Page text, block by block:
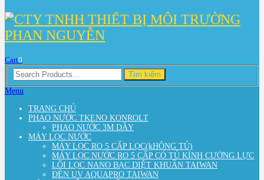
Cart0
Search
for:
Tìm kiếm
Menu
TRANG CHỦ
PHAO NƯỚC TKENO KONROLT
PHAO NƯỚC 3M DÂY
MÁY LỌC NƯỚC
MÁY LỌC RO 5 CẤP LỌC(kHÔNG TỦ)
MÁY LỌC NƯỚC RO 5 CẤP CÓ TỦ KÍNH CƯỜNG LỰC
LÕI LỌC NANO BẠC DIỆT KHUẨN TAIWAN
ĐÈN UV AQUAPRO TAIWAN